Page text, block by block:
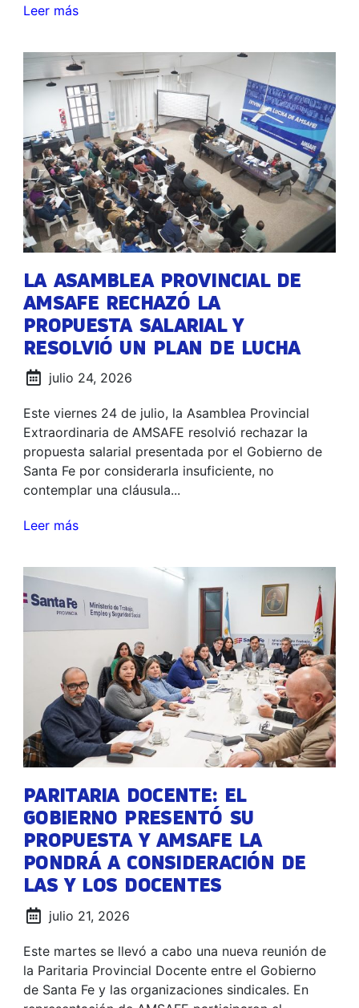
Leer más
LA ASAMBLEA PROVINCIAL DE
AMSAFE RECHAZÓ LA
PROPUESTA SALARIAL Y
RESOLVIÓ UN PLAN DE LUCHA
julio 24, 2026
Este viernes 24 de julio, la Asamblea Provincial
Extraordinaria de AMSAFE resolvió rechazar la
propuesta salarial presentada por el Gobierno de
Santa Fe por considerarla insuficiente, no
contemplar una cláusula...
Leer más
PARITARIA DOCENTE: EL
GOBIERNO PRESENTÓ SU
PROPUESTA Y AMSAFE LA
PONDRÁ A CONSIDERACIÓN DE
LAS Y LOS DOCENTES
julio 21, 2026
Este martes se llevó a cabo una nueva reunión de
la Paritaria Provincial Docente entre el Gobierno
de Santa Fe y las organizaciones sindicales. En